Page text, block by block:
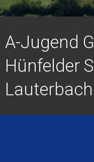
A-Jugend
Hünfelder
Lauterbach